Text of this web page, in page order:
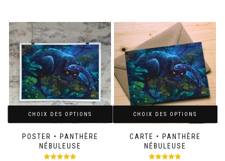
POSTER • PANTHÈRE
NÉBULEUSE
CHOIX DES OPTIONS
CARTE • PANTHÈRE
NÉBULEUSE
CHOIX DES OPTIONS